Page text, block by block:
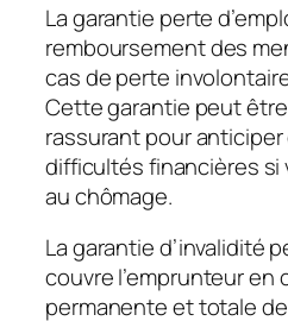
La garantie perte
remboursement des
cas de perte
Cette garantie peut
rassurant pour anticiper
difficultés financières si
au chômage.
La garantie d’invalidité
couvre l’emprunteur en
permanente et totale